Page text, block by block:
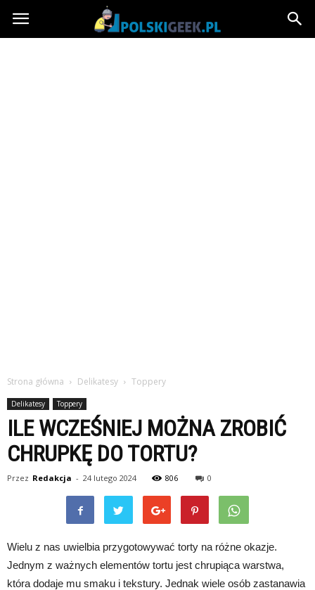
PolskiGeek.pl
Strona główna Delikatesy Toppery
Delikatesy Toppery
ILE WCZEŚNIEJ MOŻNA ZROBIĆ
CHRUPKĘ DO TORTU?
Przez Redakcja - 24 lutego 2024 806 0
Wielu z nas uwielbia przygotowywać torty na różne okazje.
Jednym z ważnych elementów tortu jest chrupiąca warstwa,
która dodaje mu smaku i tekstury. Jednak wiele osób zastanawia